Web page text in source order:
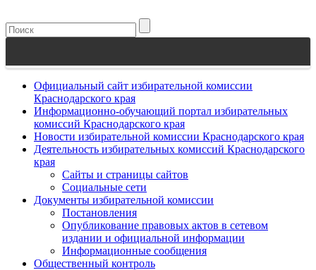
Официальный сайт избирательной комиссии
Краснодарского края
Информационно-обучающий портал избирательных
комиссий Краснодарского края
Новости избирательной комиссии Краснодарского края
Деятельность избирательных комиссий Краснодарского
края
Сайты и страницы сайтов
Социальные сети
Документы избирательной комиссии
Постановления
Опубликование правовых актов в сетевом
издании и официальной информации
Информационные сообщения
Общественный контроль